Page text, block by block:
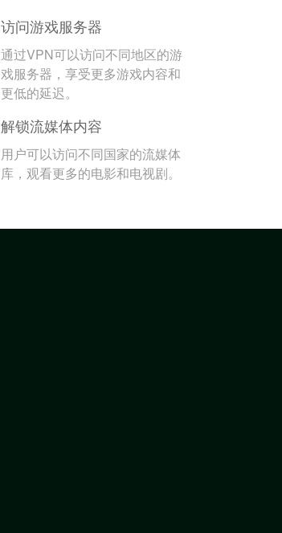
访问游戏服务器
通过VPN可以访问不同地区的游
戏服务器，享受更多游戏内容和
更低的延迟。
解锁流媒体内容
用户可以访问不同国家的流媒体
库，观看更多的电影和电视剧。